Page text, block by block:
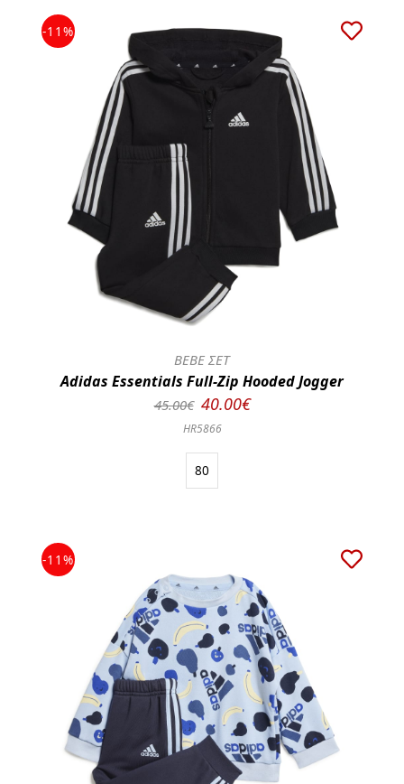
-11%
BEBE ΣΕΤ
Adidas Essentials Full-Zip Hooded Jogger
45.00€ 40.00€
HR5866
80
-11%